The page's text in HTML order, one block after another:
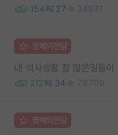
154 27 24971
명예의전당
내 석사생활 참 많은일들이
212 34 76709
명예의전당